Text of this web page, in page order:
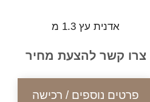
אדנית עץ 1.3 מ
צרו קשר להצעת מחיר
פרטים נוספים / רכישה